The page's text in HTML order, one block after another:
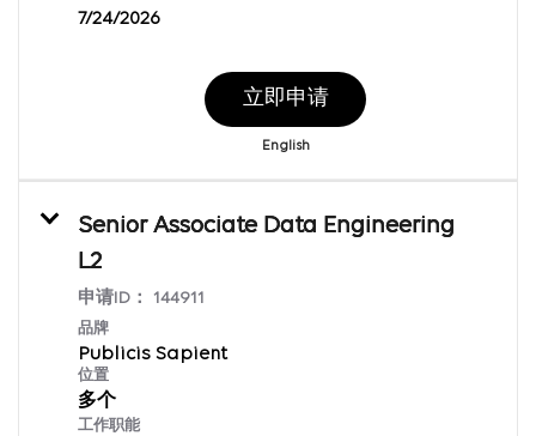
7/24/2026
立即申请
English
Senior Associate Data Engineering
L2
申请ID： 144911
品牌
Publicis Sapient
位置
多个
工作职能